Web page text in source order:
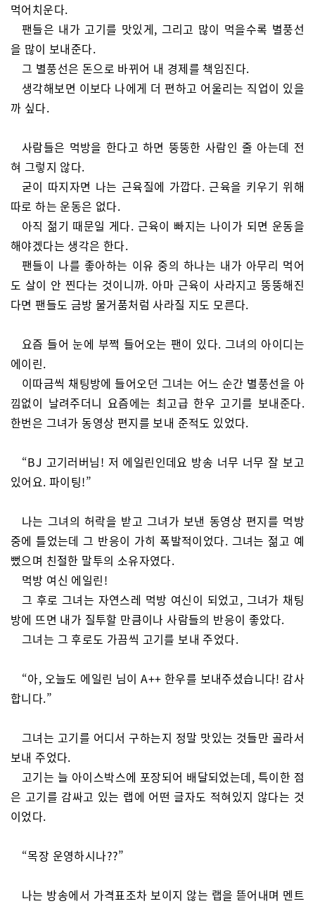
먹어치운다.
팬들은 내가 고기를 맛있게, 그리고 많이 먹을수록 별풍선
을 많이 보내준다.
그 별풍선은 돈으로 바뀌어 내 경제를 책임진다.
생각해보면 이보다 나에게 더 편하고 어울리는 직업이 있을
까 싶다.
사람들은 먹방을 한다고 하면 뚱뚱한 사람인 줄 아는데 전
혀 그렇지 않다.
굳이 따지자면 나는 근육질에 가깝다. 근육을 키우기 위해
따로 하는 운동은 없다.
아직 젊기 때문일 게다. 근육이 빠지는 나이가 되면 운동을
해야겠다는 생각은 한다.
팬들이 나를 좋아하는 이유 중의 하나는 내가 아무리 먹어
도 살이 안 찐다는 것이니까. 아마 근육이 사라지고 뚱뚱해진
다면 팬들도 금방 물거품처럼 사라질 지도 모른다.
요즘 들어 눈에 부쩍 들어오는 팬이 있다. 그녀의 아이디는
에이린.
이따금씩 채팅방에 들어오던 그녀는 어느 순간 별풍선을 아
낌없이 날려주더니 요즘에는 최고급 한우 고기를 보내준다.
한번은 그녀가 동영상 편지를 보내 준적도 있었다.
“BJ 고기러버님! 저 에일린인데요 방송 너무 너무 잘 보고
있어요. 파이팅!”
나는 그녀의 허락을 받고 그녀가 보낸 동영상 편지를 먹방
중에 틀었는데 그 반응이 가히 폭발적이었다. 그녀는 젊고 예
뻤으며 친절한 말투의 소유자였다.
먹방 여신 에일린!
그 후로 그녀는 자연스레 먹방 여신이 되었고, 그녀가 채팅
방에 뜨면 내가 질투할 만큼이나 사람들의 반응이 좋았다.
그녀는 그 후로도 가끔씩 고기를 보내 주었다.
“아, 오늘도 에일린 님이 A++ 한우를 보내주셨습니다! 감사
합니다.”
그녀는 고기를 어디서 구하는지 정말 맛있는 것들만 골라서
보내 주었다.
고기는 늘 아이스박스에 포장되어 배달되었는데, 특이한 점
은 고기를 감싸고 있는 랩에 어떤 글자도 적혀있지 않다는 것
이었다.
“목장 운영하시나??”
나는 방송에서 가격표조차 보이지 않는 랩을 뜯어내며 멘트